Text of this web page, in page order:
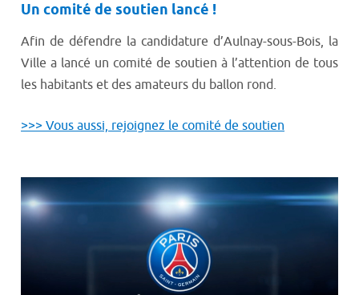
Un comité de soutien lancé !
Afin de défendre la candidature d’Aulnay-sous-Bois, la
Ville a lancé un comité de soutien à l’attention de tous
les habitants et des amateurs du ballon rond.
>>> Vous aussi, rejoignez le comité de soutien